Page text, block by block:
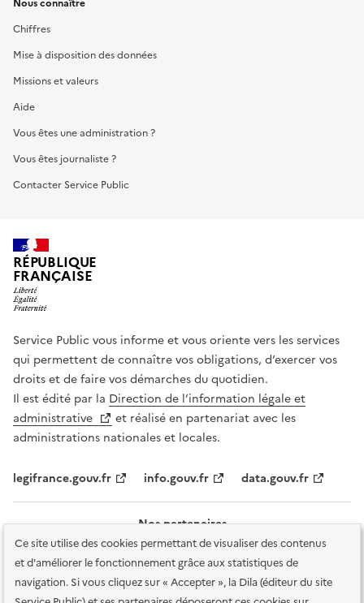
Ce site utilise des cookies permettant de visualiser des contenus
et d'améliorer le fonctionnement grâce aux statistiques de
navigation. Si vous cliquez sur « Accepter », la Dila (éditeur du site
Nous connaître
Chiffres
Mise à disposition des données
Missions et valeurs
Aide
Vous êtes une administration ?
Vous êtes journaliste ?
Contacter Service Public
RÉPUBLIQUE
FRANÇAISE
Service Public vous informe et vous oriente vers les services
qui permettent de connaître vos obligations, d’exercer vos
droits et de faire vos démarches du quotidien.
Il est édité par la Direction de l’information légale et
administrative
et réalisé en partenariat avec les
administrations nationales et locales.
legifrance.gouv.fr info.gouv.fr data.gouv.fr
Nos partenaires